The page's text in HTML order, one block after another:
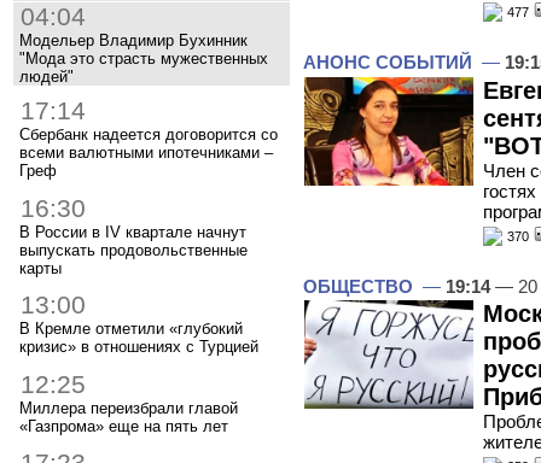
04:04
Модельер Владимир Бухинник
"Мода это страсть мужественных
людей"
17:14
Сбербанк надеется договорится со
всеми валютными ипотечниками –
Греф
16:30
В России в IV квартале начнут
выпускать продовольственные
карты
13:00
В Кремле отметили «глубокий
кризис» в отношениях с Турцией
12:25
Миллера переизбрали главой
«Газпрома» еще на пять лет
477
АНОНС СОБЫТИЙ —
Член
370
ОБЩЕСТВО — 19:14— 20